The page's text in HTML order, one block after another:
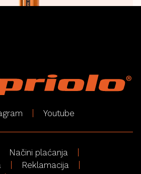
Youtube
Načini plaćanja
Reklamacija